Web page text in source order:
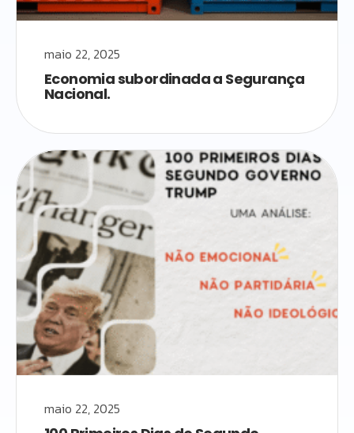
maio 22, 2025
Economia subordinada a Segurança
Nacional.
maio 22, 2025